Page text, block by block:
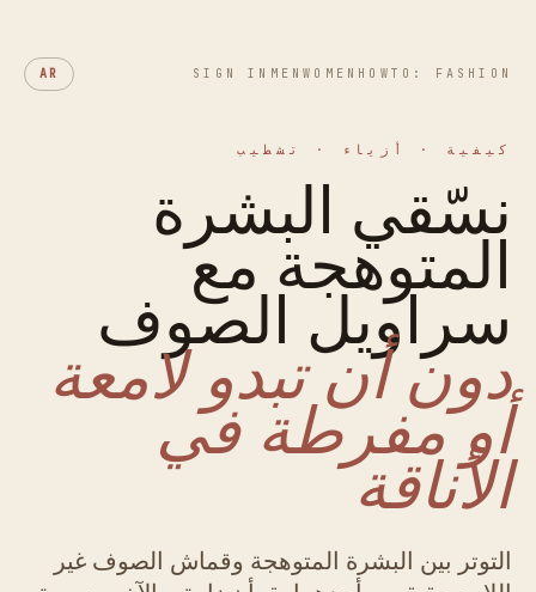
HOWTO: FASHION
WOMEN
MEN
SIGN IN
AR
كيفية · أزياء · تشطيب
نسّقي البشرة
المتوهجة مع
سراويل الصوف
دون أن تبدو لامعة
أو مفرطة في
الأناقة
التوتر بين البشرة المتوهجة وقماش الصوف غير